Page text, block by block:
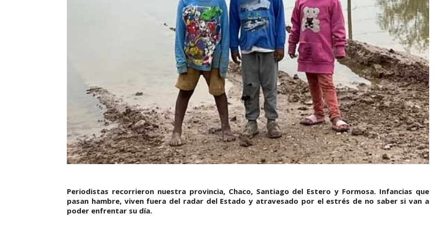
Periodistas recorrieron nuestra provincia, Chaco, Santiago del Estero y Formosa. Infancias que
pasan hambre, viven fuera del radar del Estado y atravesado por el estrés de no saber si van a
poder enfrentar su día.